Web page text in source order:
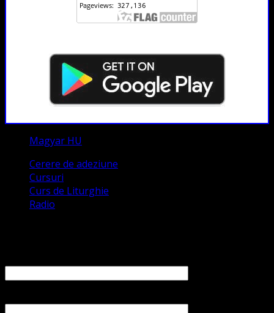
Magyar HU
Cerere de adeziune
Cursuri
Curs de Liturghie
Radio